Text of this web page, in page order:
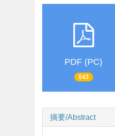
PDF (PC)
643
摘要/Abstract